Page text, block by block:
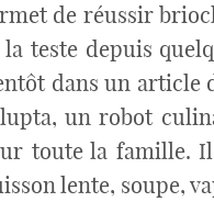
de réussir
la teste depuis
dans un article
un robot
toute la famille.
lente, soupe,